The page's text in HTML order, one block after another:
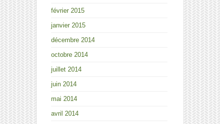
février 2015
janvier 2015
décembre 2014
octobre 2014
juillet 2014
juin 2014
mai 2014
avril 2014